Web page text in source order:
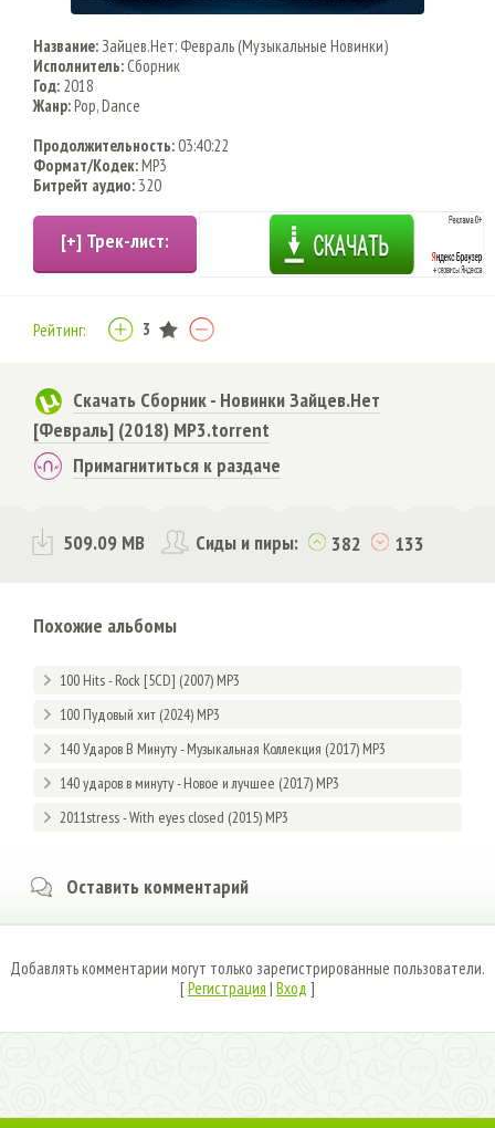
Название: Зайцев.Нет: Февраль (Музыкальные Новинки)
Исполнитель:Сборник
Год: 2018
Жанр:Pop, Dance
Продолжительность:03:40:22
Формат/Кодек:MP3
Битрейт аудио: 320
Рейтинг: 3
Скачать Сборник - Новинки Зайцев.Нет
[Февраль] (2018) MP3.torrent
Примагнититься к раздаче
509.09 MB Сиды и пиры: 382 133
Похожие альбомы
100 Hits - Rock [5CD] (2007) MP3
100 Пудовый хит (2024) MP3
140 Ударов В Минуту - Музыкальная Коллекция (2017) MP3
140 ударов в минуту - Новое и лучшее (2017) MP3
2011stress - With eyes closed (2015) MP3
Оставить комментарий
Добавлять комментарии могут только зарегистрированные пользователи.
[Регистрация | Вход ]